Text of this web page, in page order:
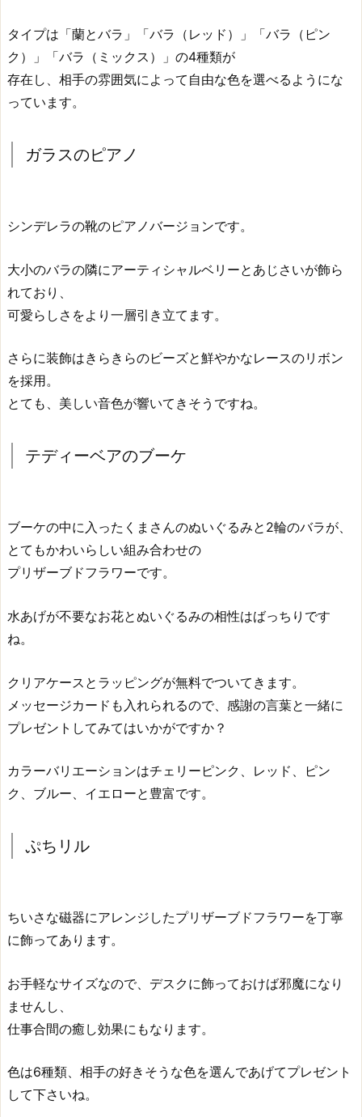
タイプは「蘭とバラ」「バラ（レッド）」「バラ（ピン
ク）」「バラ（ミックス）」の4種類が
存在し、相手の雰囲気によって自由な色を選べるようにな
っています。
ガラスのピアノ
シンデレラの靴のピアノバージョンです。
大小のバラの隣にアーティシャルベリーとあじさいが飾ら
れており、
可愛らしさをより一層引き立てます。
さらに装飾はきらきらのビーズと鮮やかなレースのリボン
を採用。
とても、美しい音色が響いてきそうですね。
テディーベアのブーケ
ブーケの中に入ったくまさんのぬいぐるみと2輪のバラが、
とてもかわいらしい組み合わせの
プリザーブドフラワーです。
水あげが不要なお花とぬいぐるみの相性はばっちりです
ね。
クリアケースとラッピングが無料でついてきます。
メッセージカードも入れられるので、感謝の言葉と一緒に
プレゼントしてみてはいかがですか？
カラーバリエーションはチェリーピンク、レッド、ピン
ク、ブルー、イエローと豊富です。
ぷちリル
ちいさな磁器にアレンジしたプリザーブドフラワーを丁寧
に飾ってあります。
お手軽なサイズなので、デスクに飾っておけば邪魔になり
ませんし、
仕事合間の癒し効果にもなります。
色は6種類、相手の好きそうな色を選んであげてプレゼント
して下さいね。